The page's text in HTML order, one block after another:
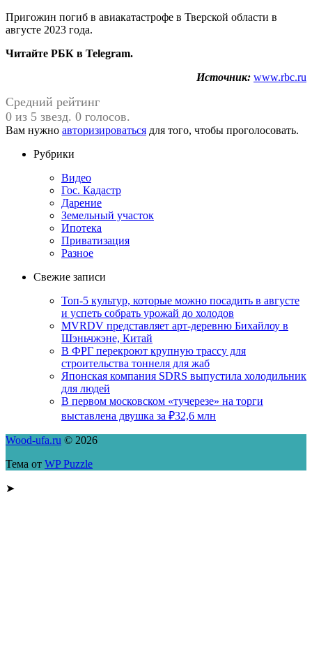
Пригожин погиб в авиакатастрофе в Тверской области в
августе 2023 года.
Читайте РБК в Telegram.
Источник: www.rbc.ru
Средний рейтинг
0 из 5 звезд. 0 голосов.
Вам нужно авторизироваться для того, чтобы проголосовать.
Рубрики
Видео
Гос. Кадастр
Дарение
Земельный участок
Ипотека
Приватизация
Разное
Свежие записи
Топ-5 культур, которые можно посадить в августе
и успеть собрать урожай до холодов
MVRDV представляет арт-деревню Бихайлоу в
Шэньчжэне, Китай
В ФРГ перекроют крупную трассу для
строительства тоннеля для жаб
Японская компания SDRS выпустила холодильник
для людей
В первом московском «тучерезе» на торги
выставлена двушка за ₽32,6 млн
Wood-ufa.ru © 2026
Тема от WP Puzzle
➤